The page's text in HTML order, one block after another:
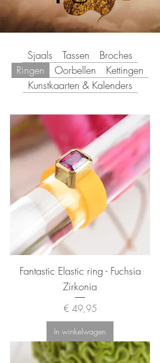
Sjaals Tassen
Broches
Ringen
Oorbellen
Kettingen
Kunstkaarten & Kalenders
Fantastic Elastic ring - Fuchsia
Zirkonia
Prijs
€ 49,95
In winkelwagen